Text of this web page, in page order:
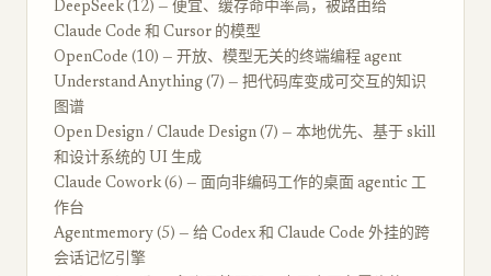
DeepSeek (12) — 便宜、缓存命中率高，被路由给
Claude Code 和 Cursor 的模型
OpenCode (10) — 开放、模型无关的终端编程 agent
Understand Anything (7) — 把代码库变成可交互的知识
图谱
Open Design / Claude Design (7) — 本地优先、基于 skill
和设计系统的 UI 生成
Claude Cowork (6) — 面向非编码工作的桌面 agentic 工
作台
Agentmemory (5) — 给 Codex 和 Claude Code 外挂的跨
会话记忆引擎